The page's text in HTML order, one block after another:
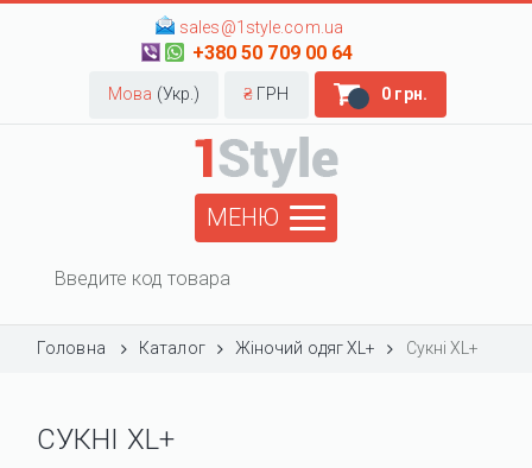
sales@1style.com.ua
+380 50 709 00 64
Мова (Укр.) ₴ ГРН 0 грн.
МЕНЮ
Головна Каталог Жіночий одяг XL+ Сукні XL+
СУКНІ XL+